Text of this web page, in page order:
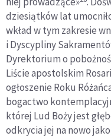
dziesiątków lat
wkład w tym zakresie
i Dyscypliny
Dyrektorium o
Liście apostolskim
ogłoszenie Roku
bogactwo
której Lud Boży jest
odkrycia jej na nowo